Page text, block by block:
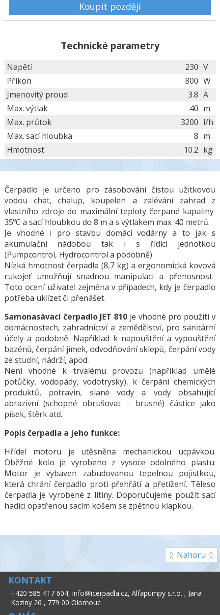
Koupit později
Technické parametry
Napětí 230 V
Příkon
800 W
Jmenovitý proud
3.8 A
Max. výtlak
40 m
Max. průtok
3200 l/h
Max. sací hloubka
8 m
Hmotnost
10.2 kg
Čerpadlo je určeno pro zásobování čistou užitkovou
vodou chat, chalup, koupelen a zalévání zahrad z
vlastního zdroje do maximální teploty čerpané kapaliny
35ºC a sací hloubkou do 8 m a s výtlakem max. 40 metrů.
Je vhodné i pro stavbu domácí vodárny a to jak s
akumulační nádobou tak i s řídící jednotkou
(Pumpcontrol, Hydrocontrol a podobně)
Nízká hmotnost čerpadla (8,7 kg) a ergonomická kovová
rukojeť umožňují snadnou manipulaci a přenosnost.
Toto ocení uživatel zejména v případech, kdy je čerpadlo
potřeba uklízet či přenášet.
Samonasávací čerpadlo JET 810 je vhodné pro použití v
domácnostech, zahradnictví a zemědělství, pro sanitární
účely a podobně. Například k napouštění a vypouštění
bazénů, čerpání jímek, odvodňování sklepů, čerpání vody
ze studní, nádrží, apod.
Není vhodné k trvalému provozu (například umělé
potůčky, vodopády, vodotrysky), k čerpání chemických
produktů, potravin, slané vody a vody obsahující
abrazivní (schopné obrušovat – brusné) částice jako
písek, štěrk atd.
Popis čerpadla a jeho funkce:
Hřídel motoru je utěsněna mechanickou ucpávkou.
Oběžné kolo je vyrobeno z vysoce odolného plastu.
Motor je vybaven zabudovanou tepelnou pojistkou,
která chrání čerpadlo proti přehřátí a přetížení. Těleso
čerpadla je vyrobené z litiny. Doporučujeme použít sací
hadici opatřenou sacím košem se zpětnou klapkou.
Nahoru
KONTAKT
+420 585 417 604, info@icerpadla.cz, Alfapumpy s.r.o. , Jana
Koziny 26 , 779 00 Olomouc